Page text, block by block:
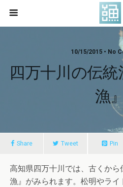
10/15/2015 • No
四万十川の伝統
漁
Share Tweet Pin
高知県四万十川では、古くから
漁』がみられます。松明やライ